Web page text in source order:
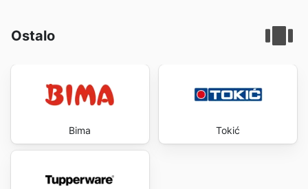
Ostalo
Bima Tokić